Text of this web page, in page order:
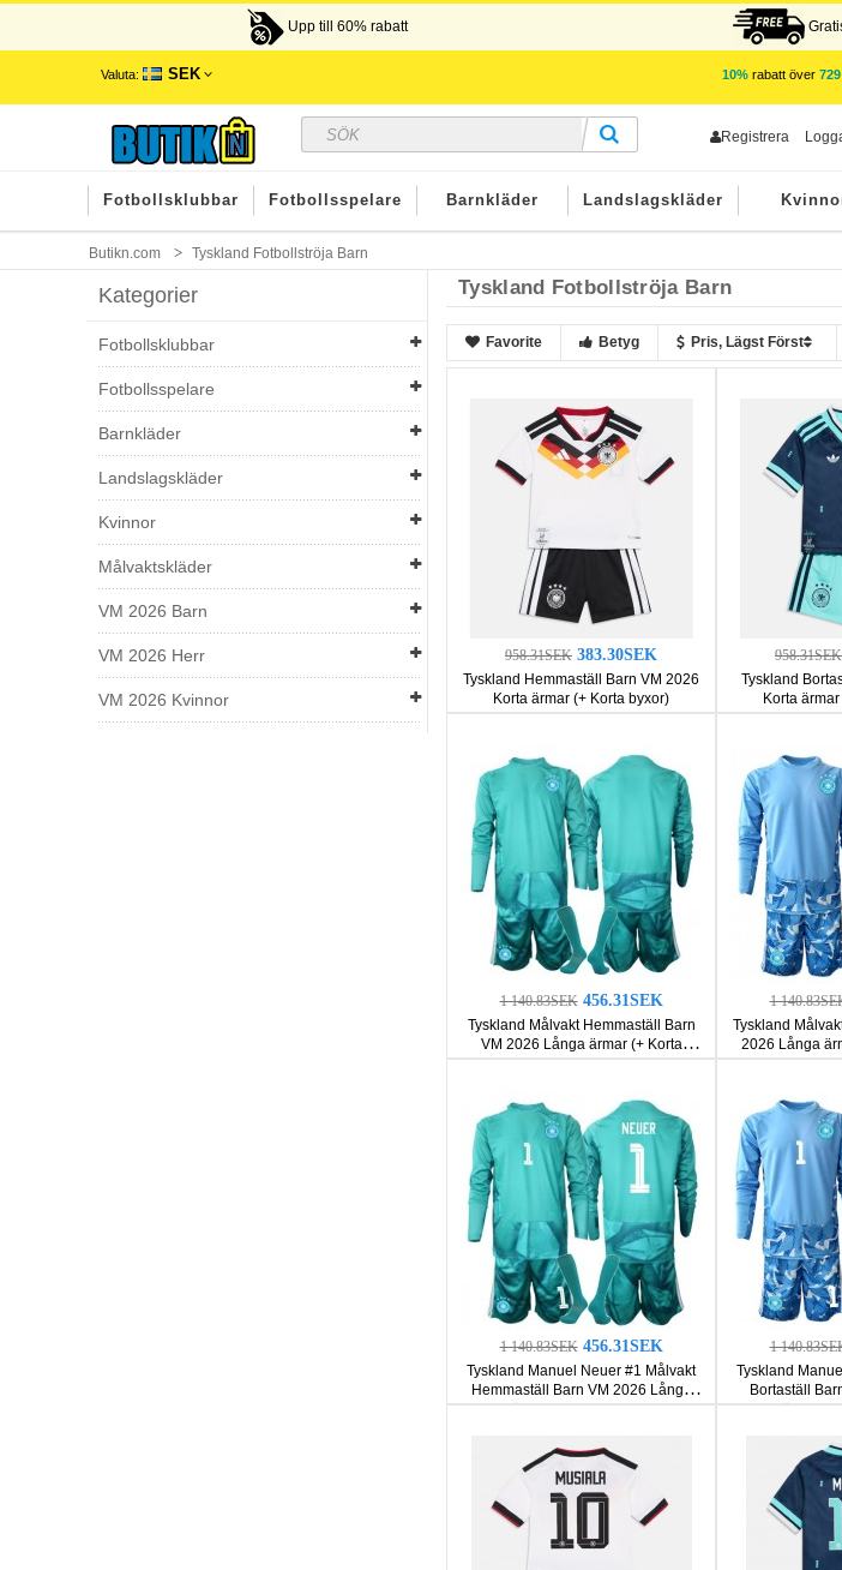
Upp till 60% rabatt
Valuta: SEK 10%rabatt över 729
Registrera
Fotbollsklubbar Fotbollsspelare Barnkläder Landslagskläder
Butikn.com Tyskland Fotbollströja Barn
Kategorier
Fotbollsklubbar
Fotbollsspelare
Barnkläder
Landslagskläder
Kvinnor
Målvaktskläder
VM 2026 Barn
VM 2026 Herr
VM 2026 Kvinnor
Tyskland Fotbollströja Barn
Favorite Betyg Pris, Lägst Först
958.31SEK 383.30SEK
Tyskland Hemmaställ Barn VM 2026
Korta ärmar (+ Korta byxor)
958.31SEK
Tyskland
Korta
1 140.83SEK 456.31SEK
Tyskland Målvakt Hemmaställ Barn
VM 2026 Långa ärmar (+ Korta
byxor)
1
Tyskland
2026 Långa
1 140.83SEK 456.31SEK
Tyskland Manuel Neuer #1 Målvakt
Hemmaställ Barn VM 2026 Långa
ärmar (+ Korta byxor)
1
Tyskland
Bortaställ
ärmar (+